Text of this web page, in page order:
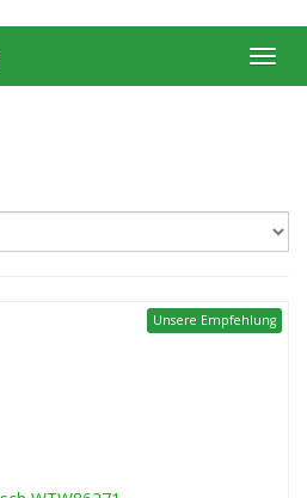
Unsere Empfehlung